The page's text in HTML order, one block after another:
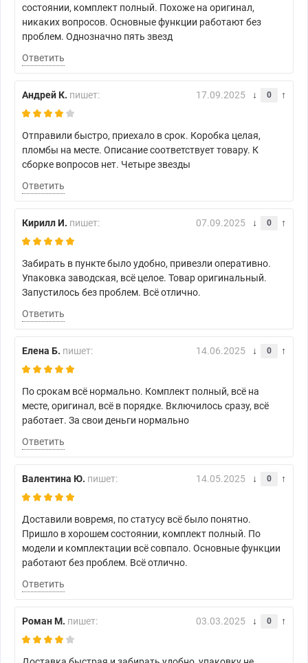
состоянии, комплект полный. Похоже на оригинал,
никаких вопросов. Основные функции работают без
проблем. Однозначно пять звезд
Ответить
Андрей К. пишет: 17.09.2025 0
Отправили быстро, приехало в срок. Коробка целая,
пломбы на месте. Описание соответствует товару. К
сборке вопросов нет. Четыре звезды
Ответить
Кирилл И. пишет: 07.09.2025 0
Забирать в пункте было удобно, привезли оперативно.
Упаковка заводская, всё целое. Товар оригинальный.
Запустилось без проблем. Всё отлично.
Ответить
Елена Б. пишет: 14.06.2025 0
По срокам всё нормально. Комплект полный, всё на
месте, оригинал, всё в порядке. Включилось сразу, всё
работает. За свои деньги нормально
Ответить
Валентина Ю. пишет: 14.05.2025 0
Доставили вовремя, по статусу всё было понятно.
Пришло в хорошем состоянии, комплект полный. По
модели и комплектации всё совпало. Основные функции
работают без проблем. Всё отлично.
Ответить
Роман М. пишет: 03.03.2025 0